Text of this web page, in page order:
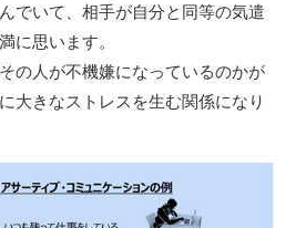
でいて、相手が自分と同等の気遣
に思います。
の人が不機嫌になっているのかが
大きなストレスを生む関係になり